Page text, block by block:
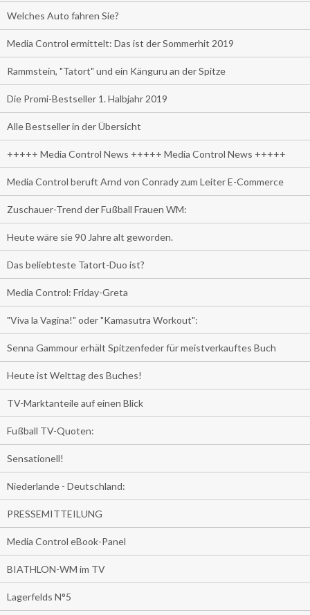
Welches Auto fahren Sie?
Media Control ermittelt: Das ist der Sommerhit 2019
Rammstein, "Tatort" und ein Känguru an der Spitze
Die Promi-Bestseller 1. Halbjahr 2019
Alle Bestseller in der Übersicht
+++++ Media Control News +++++ Media Control News +++++
Media Control beruft Arnd von Conrady zum Leiter E-Commerce
Zuschauer-Trend der Fußball Frauen WM:
Heute wäre sie 90 Jahre alt geworden.
Das beliebteste Tatort-Duo ist?
Media Control: Friday-Greta
"Viva la Vagina!" oder "Kamasutra Workout":
Senna Gammour erhält Spitzenfeder für meistverkauftes Buch
Heute ist Welttag des Buches!
TV-Marktanteile auf einen Blick
Fußball TV-Quoten:
Sensationell!
Niederlande - Deutschland:
PRESSEMITTEILUNG
Media Control eBook-Panel
BIATHLON-WM im TV
Lagerfelds N°5